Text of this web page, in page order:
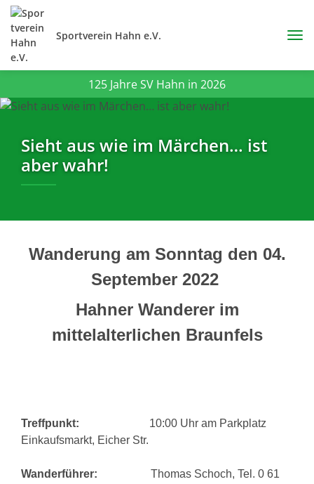
Sportverein Hahn e.V.
125 Jahre SV Hahn in 2026
Sieht aus wie im Märchen… ist
aber wahr!
Wanderung am Sonntag den 04.
September 2022
Hahner Wanderer im
mittelalterlichen Braunfels
Treffpunkt: 10:00 Uhr am Parkplatz
Einkaufsmarkt, Eicher Str.
Wanderführer: Thomas Schoch, Tel. 0 61